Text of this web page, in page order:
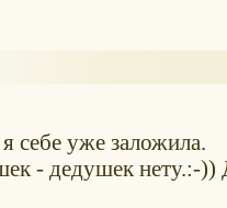
себе уже заложила.
- дедушек нету.:-))